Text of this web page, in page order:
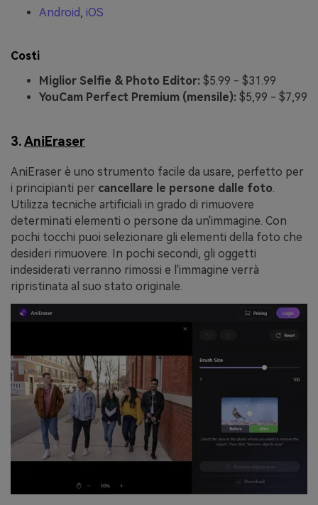
Android, iOS
Costi
Miglior Selfie & Photo Editor: $5.99 - $31.99
YouCam Perfect Premium (mensile): $5,99 - $7,99
3.AniEraser
AniEraser è uno strumento facile da usare, perfetto per
i principianti per cancellare le persone dalle foto.
Utilizza tecniche artificiali in grado di rimuovere
determinati elementi o persone da un'immagine. Con
pochi tocchi puoi selezionare gli elementi della foto che
desideri rimuovere. In pochi secondi, gli oggetti
indesiderati verranno rimossi e l'immagine verrà
ripristinata al suo stato originale.